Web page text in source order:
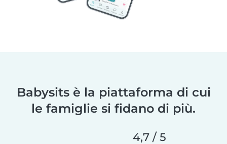
Babysits è la piattaforma di cui
le famiglie si fidano di più.
4,7 / 5